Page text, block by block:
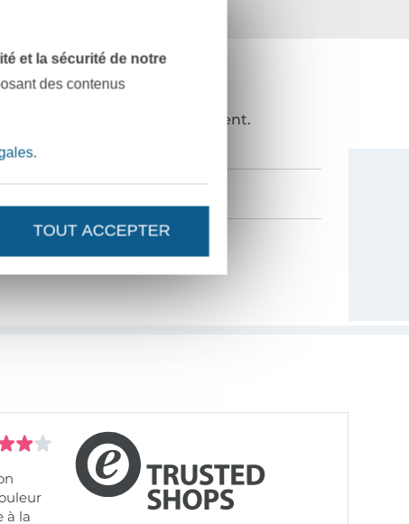
?
en guise de remerciement.
à la
et la sécurité de notre
des contenus
.
TOUT ACCEPTER